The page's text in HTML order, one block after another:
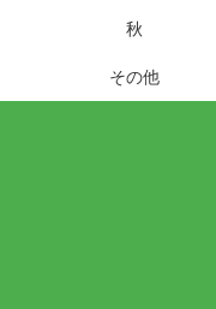
秋
その他